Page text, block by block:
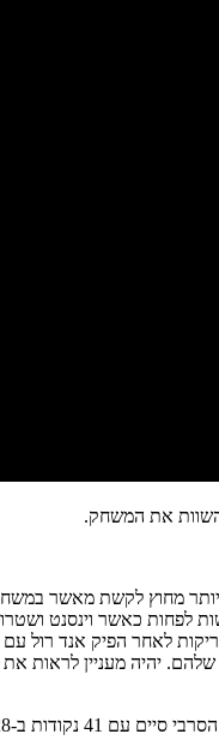
את המשחק.
מיאמי עם 23 נקודות ב-8/12
יהיה מעניין
בלבד ואיבד 5 כדורים.